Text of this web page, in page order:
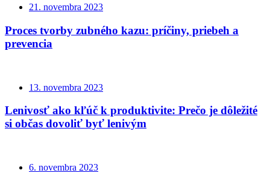
21. novembra 2023
Proces tvorby zubného kazu: príčiny, priebeh a
prevencia
13. novembra 2023
Lenivosť ako kľúč k produktivite: Prečo je dôležité
si občas dovoliť byť lenivým
6. novembra 2023